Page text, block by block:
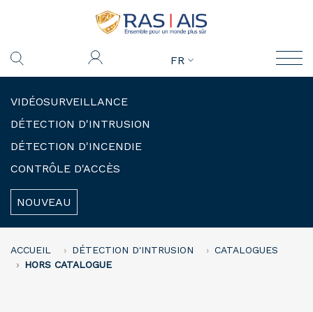
FR
VIDÉOSURVEILLANCE
DÉTECTION D'INTRUSION
DÉTECTION D'INCENDIE
CONTRÔLE D'ACCÈS
NOUVEAU
ACCUEIL DÉTECTION D'INTRUSION
CATALOGUES
HORS CATALOGUE